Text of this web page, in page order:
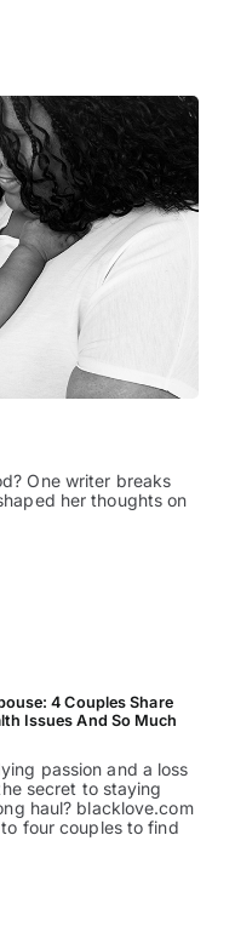
One writer breaks
her thoughts on
4 Couples Share
Issues And So Much
passion and a loss
secret to staying
haul? blacklove.com
four couples to find